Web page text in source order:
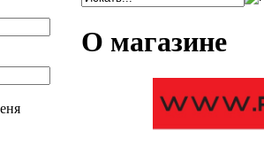
О магазине